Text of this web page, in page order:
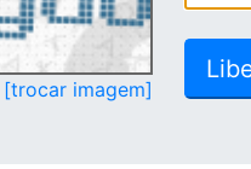
[trocar imagem]